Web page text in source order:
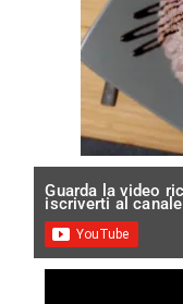
Guarda la video
iscriverti al